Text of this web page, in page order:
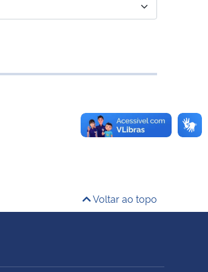
Voltar ao topo